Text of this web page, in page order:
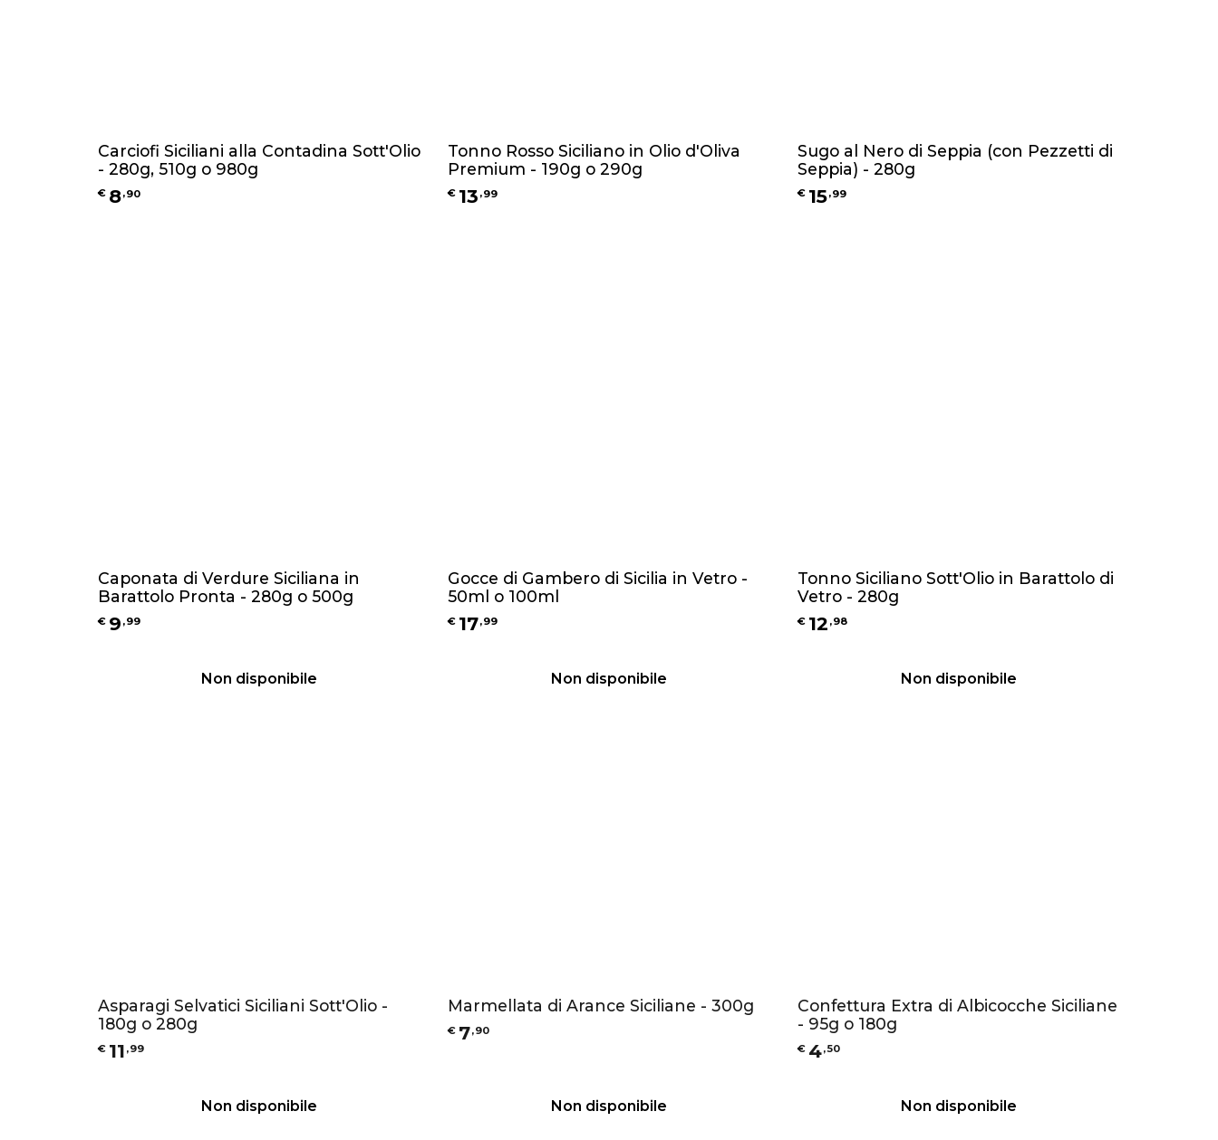
Carciofi Siciliani alla Contadina Sott'Olio
- 280g, 510g o 980g
€ 8,90
Tonno Rosso Siciliano in Olio d'Oliva
Premium - 190g o 290g
€ 13 ,99
Sugo al Nero di Seppia (con Pezzetti di
Seppia) - 280g
€ 15,99
Caponata di Verdure Siciliana in
Barattolo Pronta - 280g o 500g
€ 9 ,99
Gocce di Gambero di Sicilia in Vetro -
50ml o 100ml
€ 17,99
Tonno Siciliano Sott'Olio in Barattolo di
Vetro - 280g
€ 12 ,98
Non disponibile
Asparagi Selvatici Siciliani Sott'Olio -
180g o 280g
€ 11 ,99
Non disponibile
Marmellata di Arance Siciliane - 300g
€ 7,90
Non disponibile
Confettura Extra di Albicocche Siciliane
- 95g o 180g
€ 4,50
Non disponibile Non disponibile Non disponibile